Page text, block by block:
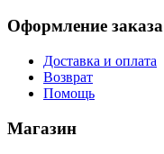
Оформление заказа
Доставка и оплата
Возврат
Помощь
Магазин